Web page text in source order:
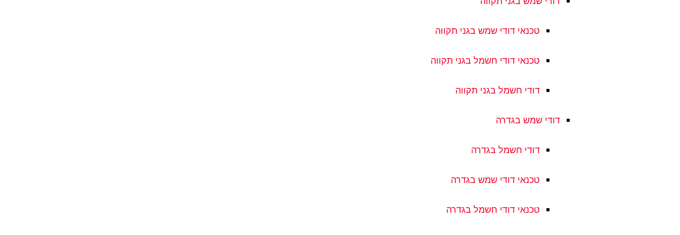
טכנאי דודי שמש בגני תקווה
טכנאי דודי חשמל בגני תקווה
דודי חשמל בגני תקווה
דודי שמש בגדרה
דודי חשמל בגדרה
טכנאי דודי שמש בגדרה
טכנאי דודי חשמל בגדרה